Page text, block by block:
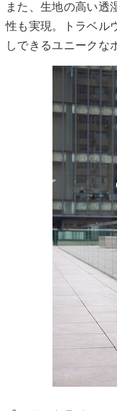
また、生地の高い透
性も実現。トラベル
しできるユニークな